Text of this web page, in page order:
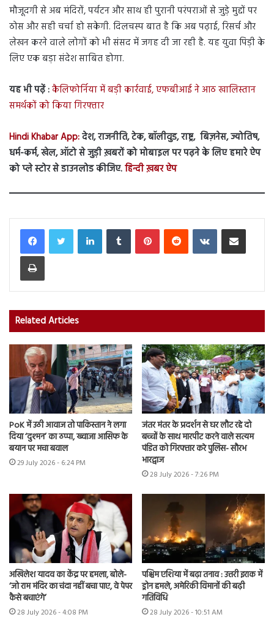
मौजूदगी से अब मंदिरों, पर्यटन और साथ ही पुरानी परंपराओं से जुड़े मुद्दों पर
ठोस और सही चर्चा हो सकेगी. दिलचस्प बात है कि अब पढ़ाई, रिसर्च और
लेखन करने वाले लोगों को भी संसद में जगह दी जा रही है. यह युवा पिड़ी के
लिए एक बड़ा संदेश साबित होगा.
यह भी पढ़ें :कैलिफोर्निया में बड़ी कार्रवाई, एफबीआई ने आठ खालिस्तान
समर्थकों को किया गिरफ्तार
Hindi Khabar App:देश, राजनीति, टेक, बॉलीवुड, राष्ट्र, बिज़नेस, ज्योतिष,
धर्म-कर्म, खेल, ऑटो से जुड़ी ख़बरों को मोबाइल पर पढ़ने के लिए हमारे ऐप
को प्ले स्टोर से डाउनलोड कीजिए.हिन्दी ख़बर ऐप
LinkedInTumblr PinterestReddit VKontakteShare via Email
Print
Related Articles
PoK में उठी आवाज तो पाकिस्तान ने लगा
दिया ‘दुश्मन’ का ठप्पा, ख्वाजा आसिफ के
बयान पर मचा बवाल
29 July 2026 - 6:24 PM
जंतर मंतर के प्रदर्शन से घर लौट रहे दो
बच्चों के साथ मारपीट करने वाले सत्यम
पंडित को गिरफ्तार करे पुलिस- सौरभ
भारद्वाज
28 July 2026 - 7:26 PM
अखिलेश यादव का केंद्र पर हमला, बोले-
‘जो राम मंदिर का चंदा नहीं बचा पाए, वे पेपर
कैसे बचाएंगे’
28 July 2026 - 4:08 PM
पश्चिम एशिया में बढ़ा तनाव : उत्तरी इराक में
ड्रोन हमले, अमेरिकी विमानों की बढ़ी
गतिविधि
28 July 2026 - 10:51 AM